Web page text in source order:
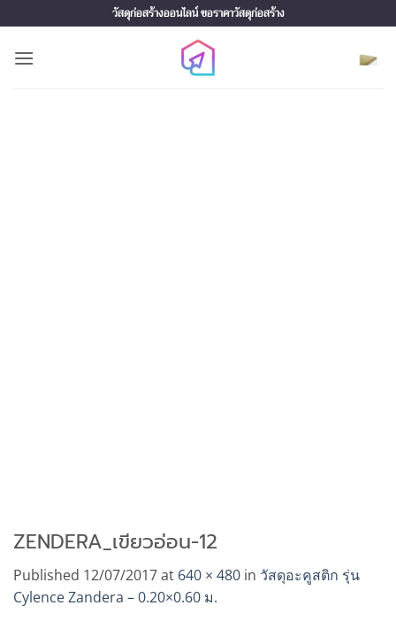
to
content
วัสดุก่อสร้างออนไลน์ ขอราคาวัสดุก่อสร้าง
ZENDERA_เขียวอ่อน-12
Published 12/07/2017at 640 × 480 in วัสดุอะคูสติก รุ่น
Cylence Zandera – 0.20×0.60 ม.